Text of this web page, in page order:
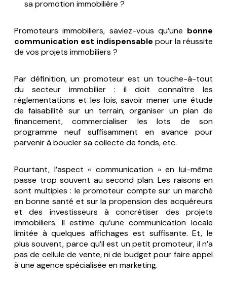
Promoteurs immobiliers, saviez-vous qu’une bonne
communication est indispensable pour la réussite
de vos projets immobiliers ?
Par définition, un promoteur est un touche-à-tout
du secteur immobilier : il doit connaître les
réglementations et les lois, savoir mener une étude
de faisabilité sur un terrain, organiser un plan de
financement, commercialiser les lots de son
programme neuf suffisamment en avance pour
parvenir à boucler sa collecte de fonds, etc.
Pourtant, l’aspect « communication » en lui-même
passe trop souvent au second plan. Les raisons en
sont multiples : le promoteur compte sur un marché
en bonne santé et sur la propension des acquéreurs
et des investisseurs à concrétiser des projets
immobiliers. Il estime qu’une communication locale
limitée à quelques affichages est suffisante. Et, le
plus souvent, parce qu’il est un petit promoteur, il n’a
pas de cellule de vente, ni de budget pour faire appel
à une agence spécialisée en marketing.